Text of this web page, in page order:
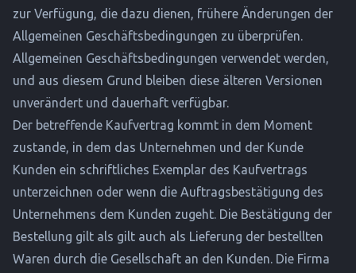
zur Verfügung, die dazu dienen, frühere Änderungen der
Allgemeinen Geschäftsbedingungen zu überprüfen.
Allgemeinen Geschäftsbedingungen verwendet werden,
und aus diesem Grund bleiben diese älteren Versionen
unverändert und dauerhaft verfügbar.
Der betreffende Kaufvertrag kommt in dem Moment
zustande, in dem das Unternehmen und der Kunde
Kunden ein schriftliches Exemplar des Kaufvertrags
unterzeichnen oder wenn die Auftragsbestätigung des
Unternehmens dem Kunden zugeht. Die Bestätigung der
Bestellung gilt als gilt auch als Lieferung der bestellten
Waren durch die Gesellschaft an den Kunden. Die Firma